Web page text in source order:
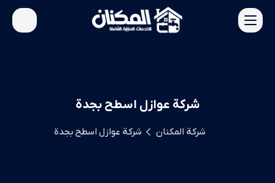
شركة عوازل اسطح بجدة
شركة المكنان شركة عوازل اسطح بجدة